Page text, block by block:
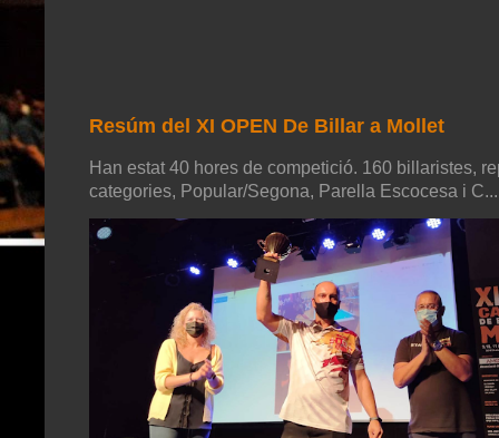
Resúm del XI OPEN De Billar a Mollet
Han estat 40 hores de competició. 160 billaristes,
categories, Popular/Segona, Parella Escocesa i C...